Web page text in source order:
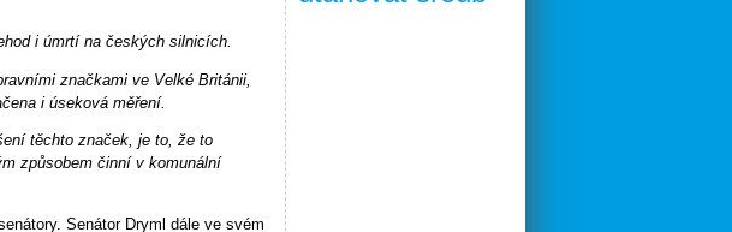
i úmrtí na českých silnicích.
značkami ve Velké Británii,
i úseková měření.
těchto značek, je to, že to
způsobem činní v komunální
Senátor Dryml dále ve svém